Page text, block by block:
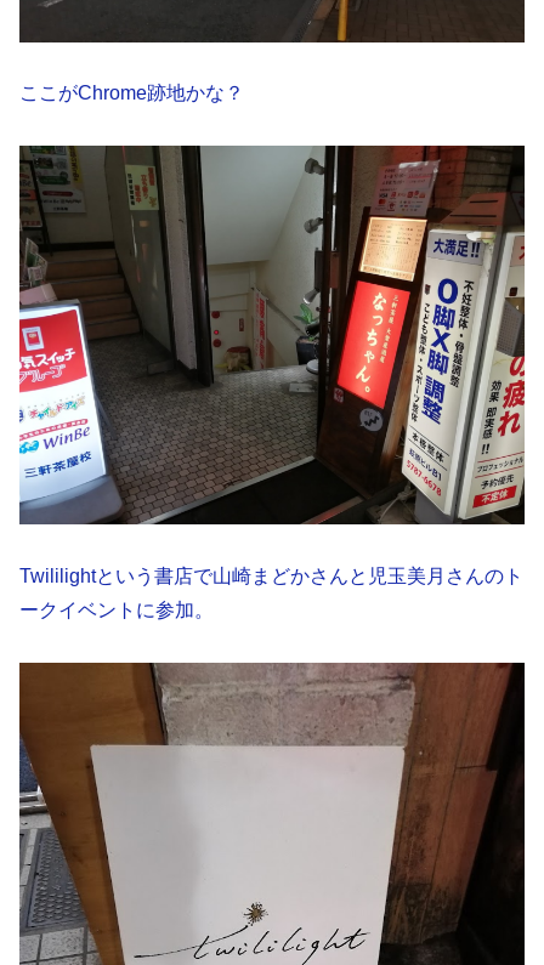
ここがChrome跡地かな？
Twililightという書店で山崎まどかさんと児玉美月さんのト
ークイベントに参加。